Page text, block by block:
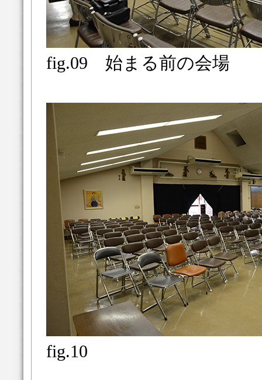
fig.09 始まる前の会場
fig.10